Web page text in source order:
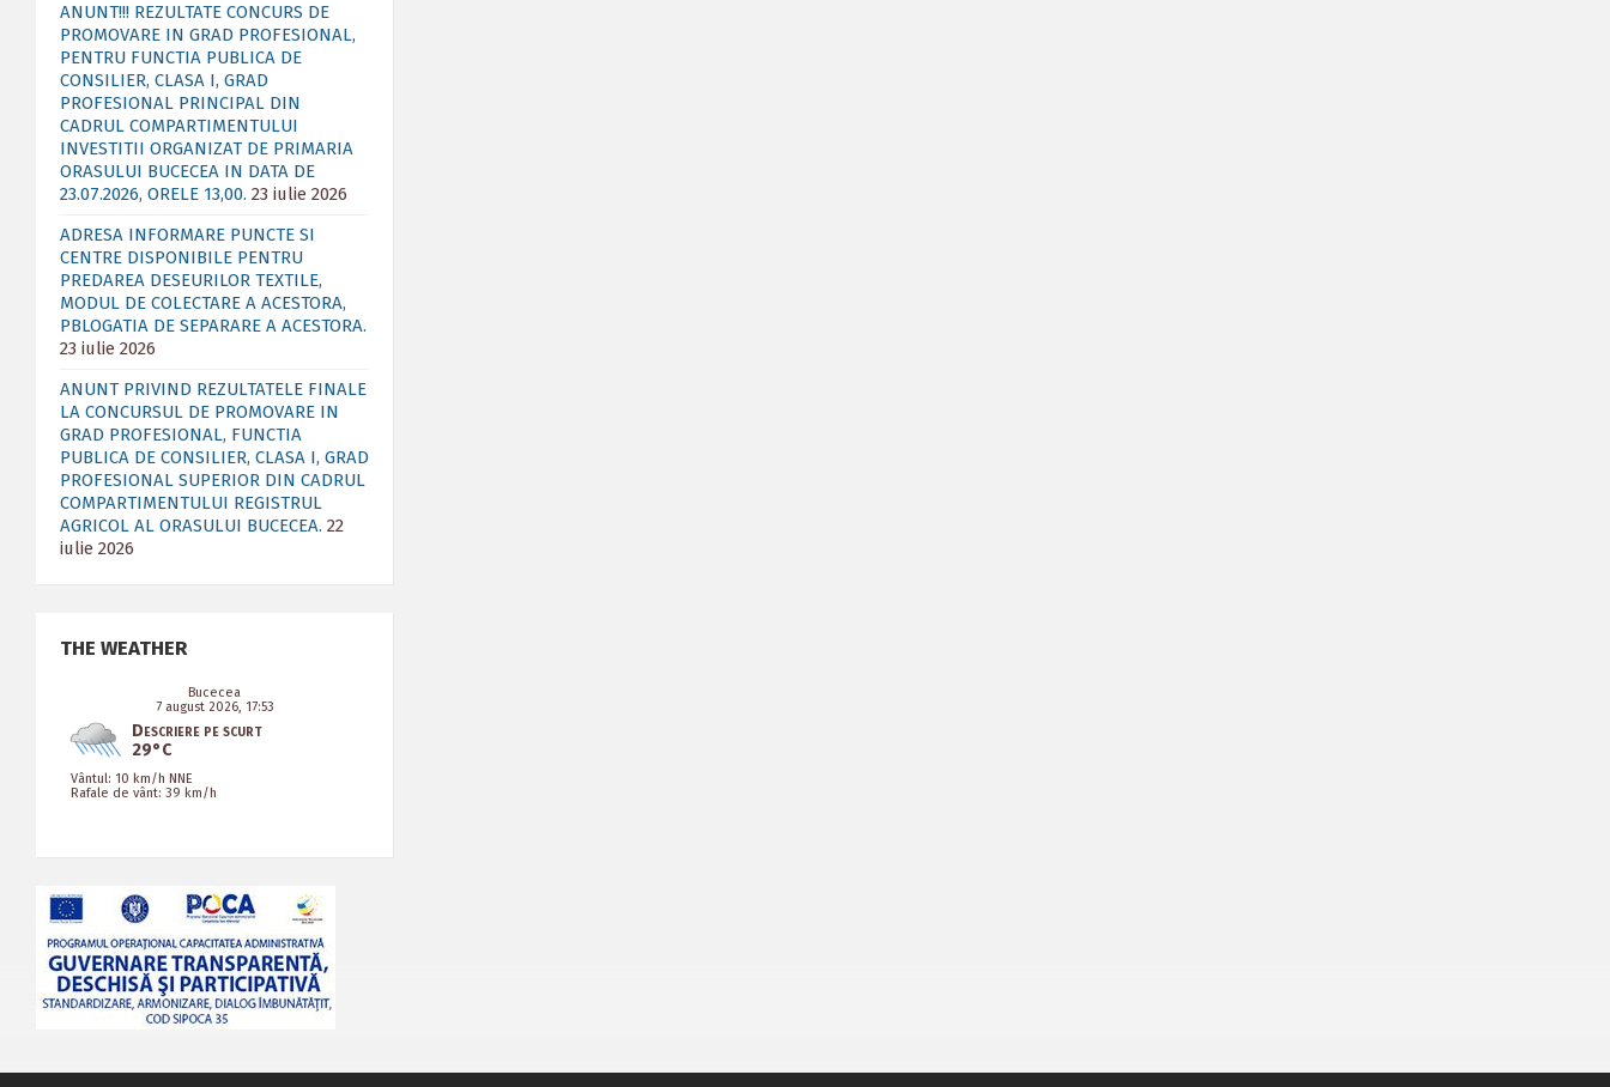
ANUNT!!! REZULTATE CONCURS DE
PROMOVARE IN GRAD PROFESIONAL,
PENTRU FUNCTIA PUBLICA DE
CONSILIER, CLASA I, GRAD
PROFESIONAL PRINCIPAL DIN
CADRUL COMPARTIMENTULUI
INVESTITII ORGANIZAT DE PRIMARIA
ORASULUI BUCECEA IN DATA DE
23.07.2026, ORELE 13,00. 23 iulie 2026
ADRESA INFORMARE PUNCTE SI
CENTRE DISPONIBILE PENTRU
PREDAREA DESEURILOR TEXTILE,
MODUL DE COLECTARE A ACESTORA,
PBLOGATIA DE SEPARARE A ACESTORA.
23 iulie 2026
ANUNT PRIVIND REZULTATELE FINALE
LA CONCURSUL DE PROMOVARE IN
GRAD PROFESIONAL, FUNCTIA
PUBLICA DE CONSILIER, CLASA I, GRAD
PROFESIONAL SUPERIOR DIN CADRUL
COMPARTIMENTULUI REGISTRUL
AGRICOL AL ORASULUI BUCECEA. 22
iulie 2026
THE WEATHER
Bucecea
7 august 2026, 17:53
Descriere pe scurt
29°C
Vântul: 10 km/h NNE
Rafale de vânt: 39 km/h